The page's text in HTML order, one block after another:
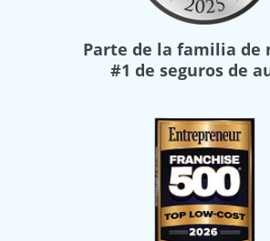
Parte de la familia de
#1 de seguros de